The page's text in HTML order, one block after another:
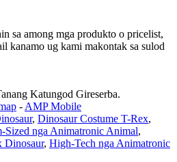
sa among mga produkto o pricelist,
kanamo ug kami makontak sa sulod
Katungod Gireserba.
- AMP Mobile
, Dinosaur Costume T-Rex,
Sized nga Animatronic Animal,
Dinosaur, High-Tech nga Animatronic